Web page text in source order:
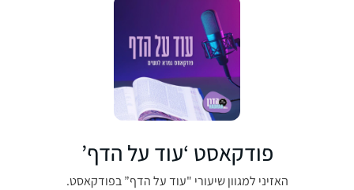
פודקאסט ‘עוד על הדף’
האזיני למגוון שיעורי "עוד על הדף” בפודקאסט.